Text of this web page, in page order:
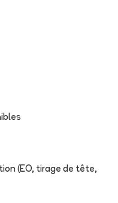
(EO, tirage de tête,